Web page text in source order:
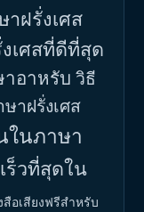
ฝรั่งเศส
เศสที่ดีที่สุด
าอาหรับ วิธี
าฝรั่งเศส
ในภาษา
ร็วที่สุดใน
อเสียงฟรีสำหรับ